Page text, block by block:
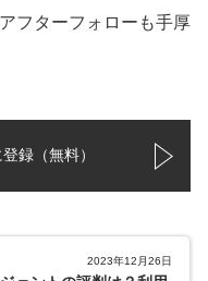
フターフォローも手厚
録（無料）
2023年12月26日